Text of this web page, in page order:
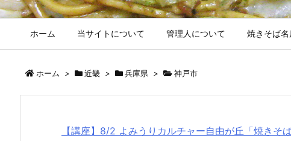
ホーム 当サイトについて 管理人について 焼きそば名
ホーム > 近畿 > 兵庫県 > 神戸市
【講座】8/2 よみうりカルチャー自由が丘「焼きそ